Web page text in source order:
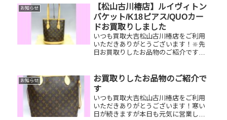
だけます😌(金券類、テレカ、切手、古
銭、現行銭両替は対...
お知らせ
【松山古川椿店】ルイヴィトン
バケット/K18ピアス/QUOカー
ドお買取りしました
いつも買取大吉松山古川椿店をご利用
いただきありがとうございます！🔆先
日お買取りしたお品物のご紹介です。
いませんか？ぜひ買取大吉松山古川椿
店にお査定させてください！...
お知らせ
お買取りしたお品物のご紹介で
す
いつも買取大吉松山古川椿店をご利用
いただきありがとうございます！寒い
日が続きますが本日も元気に営業して